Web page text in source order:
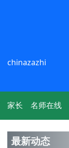
chinazazhi
家长 名师在线
最新动态